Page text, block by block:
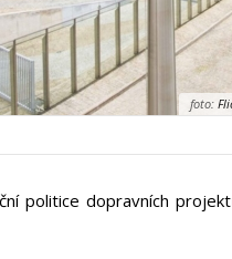
foto:
politice dopravních